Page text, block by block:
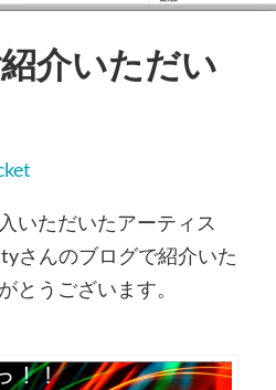
介いただい
いただいたアーティス
さんのブログで紹介いた
とうございます。